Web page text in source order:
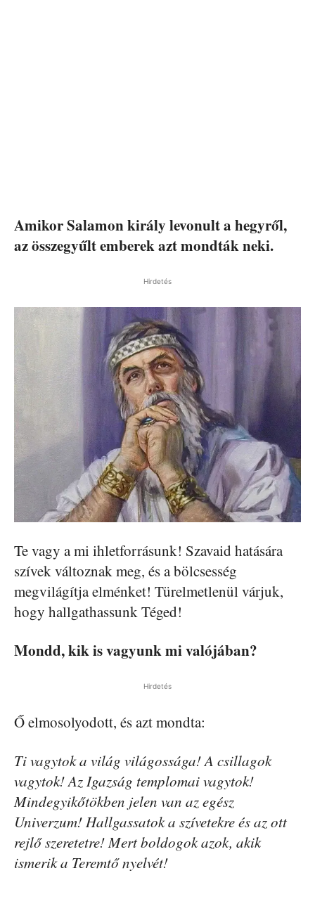
Amikor Salamon király levonult a hegyről,
az összegyűlt emberek azt mondták neki.
Hirdetés
Te vagy a mi ihletforrásunk! Szavaid hatására
szívek változnak meg, és a bölcsesség
megvilágítja elménket! Türelmetlenül várjuk,
hogy hallgathassunk Téged!
Mondd, kik is vagyunk mi valójában?
Hirdetés
Ő elmosolyodott, és azt mondta:
Ti vagytok a világ világossága! A csillagok
vagytok! Az Igazság templomai vagytok!
Mindegyikőtökben jelen van az egész
Univerzum! Hallgassatok a szívetekre és az ott
rejlő szeretetre! Mert boldogok azok, akik
ismerik a Teremtő nyelvét!